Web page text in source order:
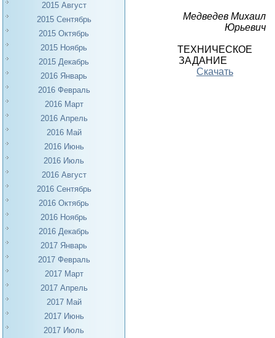
2015 Август
2015 Сентябрь
2015 Октябрь
2015 Ноябрь
2015 Декабрь
2016 Январь
2016 Февраль
2016 Март
2016 Апрель
2016 Май
2016 Июнь
2016 Июль
2016 Август
2016 Сентябрь
2016 Октябрь
2016 Ноябрь
2016 Декабрь
2017 Январь
2017 Февраль
2017 Март
2017 Апрель
2017 Май
2017 Июнь
2017 Июль
Медведев Михаил
Юрьевич
ТЕХНИЧЕСКОЕ
ЗАДАНИЕ
Скачать